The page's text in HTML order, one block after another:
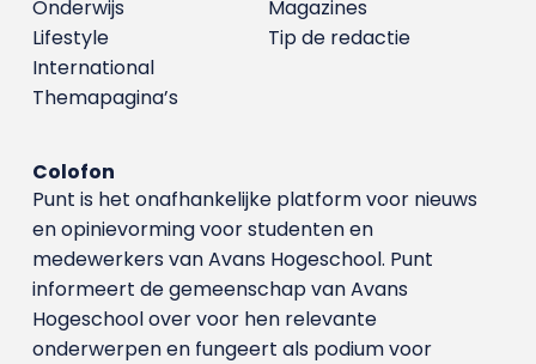
Magazines
Tip de redactie
Onderwijs
Lifestyle
International
Themapagina’s
Colofon
Punt is het onafhankelijke platform voor nieuws
en opinievorming voor studenten en
medewerkers van Avans Hoge­school. Punt
informeert de gemeenschap van Avans
Hogeschool over voor hen relevante
onderwerpen en fungeert als podium voor